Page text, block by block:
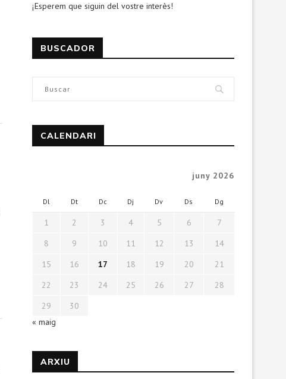
¡Esperem que siguin del vostre interès!
BUSCADOR
CALENDARI
juny 2026
Dl Dt Dc Dj Dv Ds Dg
1 2 3 4 5 6
7
8
9 10 11 12 13
14
15
16 17 18 19 20
21
22
23 24 25 26 27
28
29
30
« maig
ARXIU